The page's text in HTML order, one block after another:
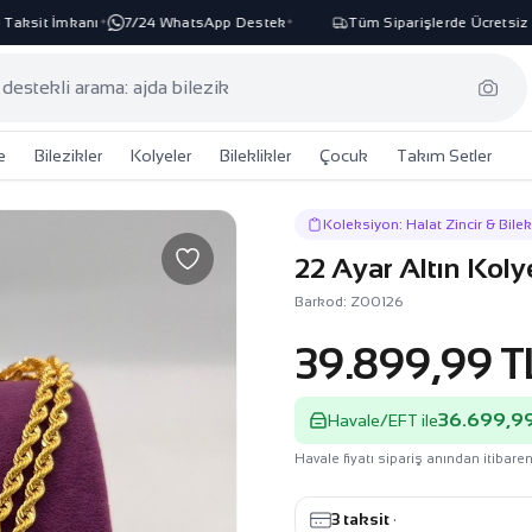
İmkanı✦ 7/24 WhatsApp Destek✦ Tüm Siparişlerde Ücretsiz
Bilezikler Kolyeler Bileklikler Çocuk Takım Setler
Koleksiyon: Halat Zincir &
22 Ayar Altın
Barkod: Z00126
39.899,99
Havale/EFT ile
Havale fiyatı sipariş anından
3 taksit ·